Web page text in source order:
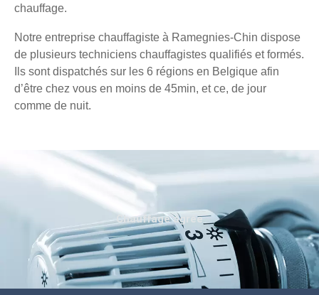
chauffage.
Notre entreprise chauffagiste à Ramegnies-Chin dispose
de plusieurs techniciens chauffagistes qualifiés et formés.
Ils sont dispatchés sur les 6 régions en Belgique afin
d’être chez vous en moins de 45min, et ce, de jour
comme de nuit.
Chauffage agréé